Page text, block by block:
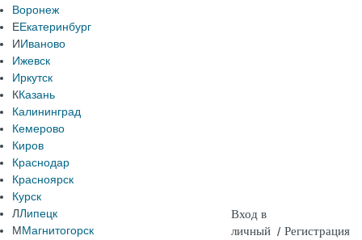
Воронеж
ЕЕкатеринбург
ИИваново
Ижевск
Иркутск
ККазань
Калининград
Кемерово
Киров
Краснодар
Красноярск
Курск
ЛЛипецк
ММагнитогорск
Вход в
личный / Регистрация